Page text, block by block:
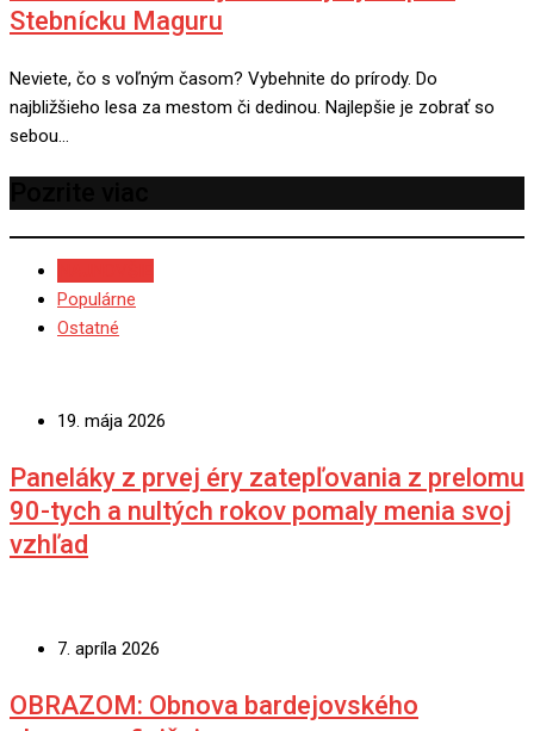
Stebnícku Maguru
Neviete, čo s voľným časom? Vybehnite do prírody. Do
najbližšieho lesa za mestom či dedinou. Najlepšie je zobrať so
sebou…
Populárne
Ostatné
19. mája 2026
Paneláky z prvej éry zatepľovania z prelomu
90-tych a nultých rokov pomaly menia svoj
vzhľad
7. apríla 2026
OBRAZOM: Obnova bardejovského